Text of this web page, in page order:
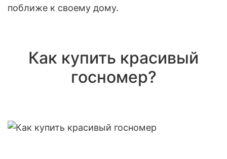
поближе к своему дому.
Как купить красивый
госномер?